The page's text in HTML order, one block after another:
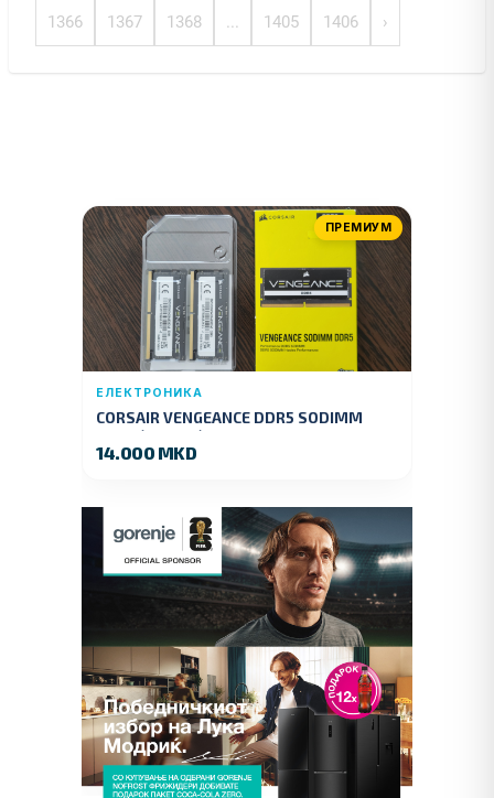
1366 1367 1368 ... 1405 1406 ›
ПРЕМИУМ
ЕЛЕКТРОНИКА
CORSAIR VENGEANCE DDR5 SODIMM
32GB (2x16GB) DDR5 4800MT/s
14.000 MKD